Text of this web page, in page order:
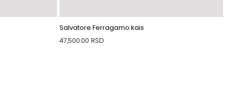
Salvatore Ferragamo kais
47,500.00 RSD